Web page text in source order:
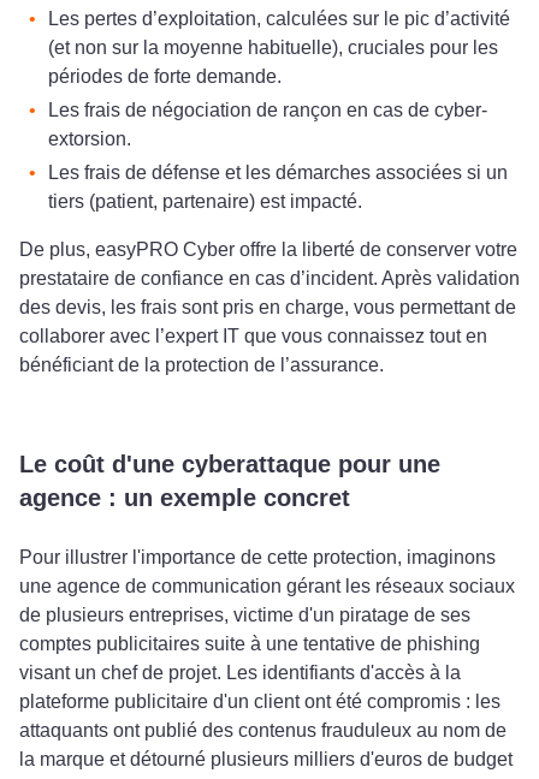
Les pertes d’exploitation, calculées sur le pic d’activité
(et non sur la moyenne habituelle), cruciales pour les
périodes de forte demande.
Les frais de négociation de rançon en cas de cyber-
extorsion.
Les frais de défense et les démarches associées si un
tiers (patient, partenaire) est impacté.
De plus, easyPRO Cyber offre la liberté de conserver votre
prestataire de confiance en cas d’incident. Après validation
des devis, les frais sont pris en charge, vous permettant de
collaborer avec l’expert IT que vous connaissez tout en
bénéficiant de la protection de l’assurance.
Le coût d'une cyberattaque pour une
agence : un exemple concret
Pour illustrer l'importance de cette protection, imaginons
une agence de communication gérant les réseaux sociaux
de plusieurs entreprises, victime d'un piratage de ses
comptes publicitaires suite à une tentative de phishing
visant un chef de projet. Les identifiants d'accès à la
plateforme publicitaire d'un client ont été compromis : les
attaquants ont publié des contenus frauduleux au nom de
la marque et détourné plusieurs milliers d'euros de budget